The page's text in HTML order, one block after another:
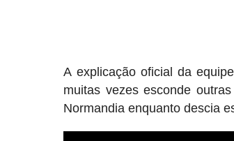
A explicação oficial da
muitas vezes esconde
Normandia enquanto descia